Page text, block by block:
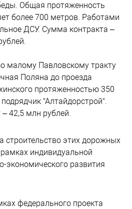
Общая протяженность
более 700 метров. Работами
ДСУ. Сумма контракта –
малому Павловскому тракту
Поляна до проезда
протяженностью 350
"Алтайдорстрой".
42,5 млн рублей.
строительство этих дорожных
индивидуальной
экономического развития
федерального проекта